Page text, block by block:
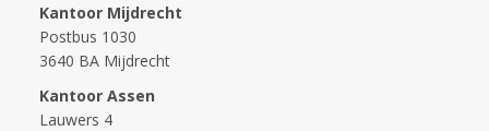
Kantoor Mijdrecht
Postbus 1030
3640 BA Mijdrecht
Kantoor Assen
Lauwers 4